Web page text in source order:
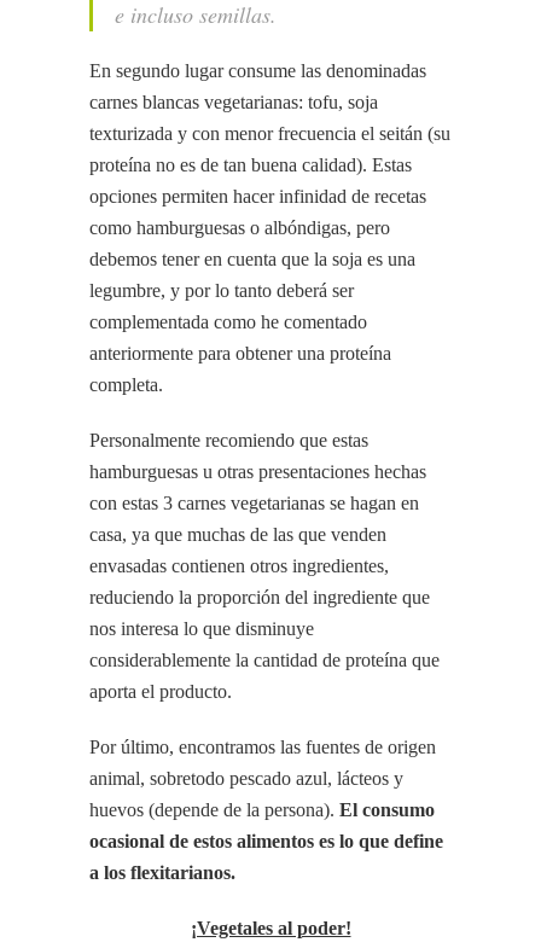
e incluso semillas.
En segundo lugar consume las denominadas
carnes blancas vegetarianas: tofu, soja
texturizada y con menor frecuencia el seitán (su
proteína no es de tan buena calidad). Estas
opciones permiten hacer infinidad de recetas
como hamburguesas o albóndigas, pero
debemos tener en cuenta que la soja es una
legumbre, y por lo tanto deberá ser
complementada como he comentado
anteriormente para obtener una proteína
completa.
Personalmente recomiendo que estas
hamburguesas u otras presentaciones hechas
con estas 3 carnes vegetarianas se hagan en
casa, ya que muchas de las que venden
envasadas contienen otros ingredientes,
reduciendo la proporción del ingrediente que
nos interesa lo que disminuye
considerablemente la cantidad de proteína que
aporta el producto.
Por último, encontramos las fuentes de origen
animal, sobretodo pescado azul, lácteos y
huevos (depende de la persona). El consumo
ocasional de estos alimentos es lo que define
a los flexitarianos.
¡Vegetales al poder!